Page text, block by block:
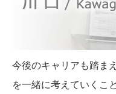
今後のキャリアも踏ま
を一緒に考えていくこ